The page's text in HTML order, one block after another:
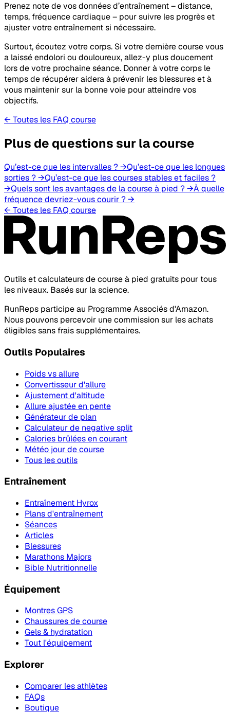
Prenez note de vos données d’entraînement – distance,
temps, fréquence cardiaque – pour suivre les progrès et
ajuster votre entraînement si nécessaire.
Surtout, écoutez votre corps. Si votre dernière course vous
a laissé endolori ou douloureux, allez-y plus doucement
lors de votre prochaine séance. Donner à votre corps le
temps de récupérer aidera à prévenir les blessures et à
vous maintenir sur la bonne voie pour atteindre vos
objectifs.
← Toutes les FAQ course
Plus de questions sur la course
Qu’est-ce que les intervalles ?→Qu’est-ce que les longues
sorties ?→Qu’est-ce que les courses stables et faciles ?
→Quels sont les avantages de la course à pied ?→À quelle
fréquence devriez-vous courir ?→
← Toutes les FAQ course
Outils et calculateurs de course à pied gratuits pour tous
les niveaux. Basés sur la science.
RunReps participe au Programme Associés d'Amazon.
Nous pouvons percevoir une commission sur les achats
éligibles sans frais supplémentaires.
Outils Populaires
Poids vs allure
Convertisseur d'allure
Ajustement d'altitude
Allure ajustée en pente
Générateur de plan
Calculateur de negative split
Calories brûlées en courant
Météo jour de course
Tous les outils
Entraînement
Entraînement Hyrox
Plans d'entraînement
Séances
Articles
Blessures
Marathons Majors
Bible Nutritionnelle
Équipement
Montres GPS
Chaussures de course
Gels & hydratation
Tout l'équipement
Explorer
Comparer les athlètes
FAQs
Boutique